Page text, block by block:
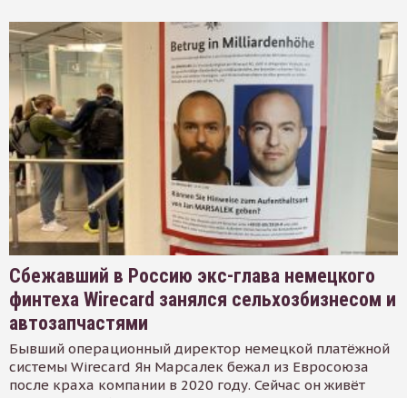
Сбежавший в Россию экс-глава немецкого
финтеха Wirecard занялся сельхозбизнесом и
автозапчастями
Бывший операционный директор немецкой платёжной
системы Wirecard Ян Марсалек бежал из Евросоюза
после краха компании в 2020 году. Сейчас он живёт